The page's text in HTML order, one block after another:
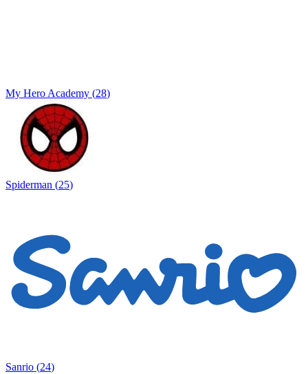
My Hero Academy (28)
Spiderman (25)
Sanrio (24)